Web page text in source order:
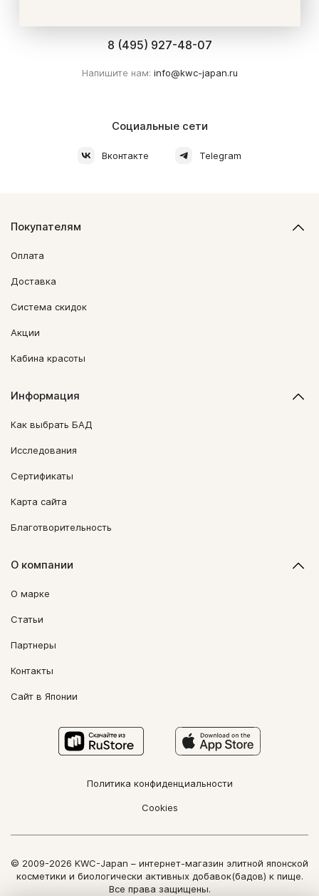
8 (495) 927-48-07
Напишите нам: info@kwc-japan.ru
Социальные сети
Вконтакте Telegram
Покупателям
Оплата
Доставка
Система скидок
Акции
Кабина красоты
Информация
Как выбрать БАД
Исследования
Сертификаты
Карта сайта
Благотворительность
О компании
О марке
Статьи
Партнеры
Контакты
Сайт в Японии
Политика конфиденциальности
Cookies
© 2009-2026 KWC-Japan – интернет-магазин элитной японской
косметики и биологически активных добавок(бадов) к пище.
Все права защищены.